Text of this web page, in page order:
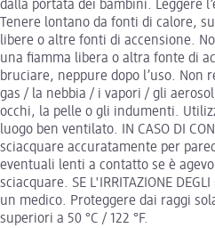
dalla portata dei bambini. Leggere
Tenere lontano da fonti di calore,
libere o altre fonti di accensione.
una fiamma libera o altra fonte di
bruciare, neppure dopo l’uso. Non
gas / la nebbia / i vapori / gli
occhi, la pelle o gli indumenti.
luogo ben ventilato. IN CASO DI
sciacquare accuratamente per
eventuali lenti a contatto se è
sciacquare. SE L'IRRITAZIONE
un medico. Proteggere dai raggi
superiori a 50 °C / 122 °F.